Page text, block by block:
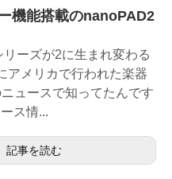
機能搭載のnanoPAD2
ーズが2に生まれ変わる
アメリカで行われた楽器
ュースで知ってたんです
ス情...
記事を読む